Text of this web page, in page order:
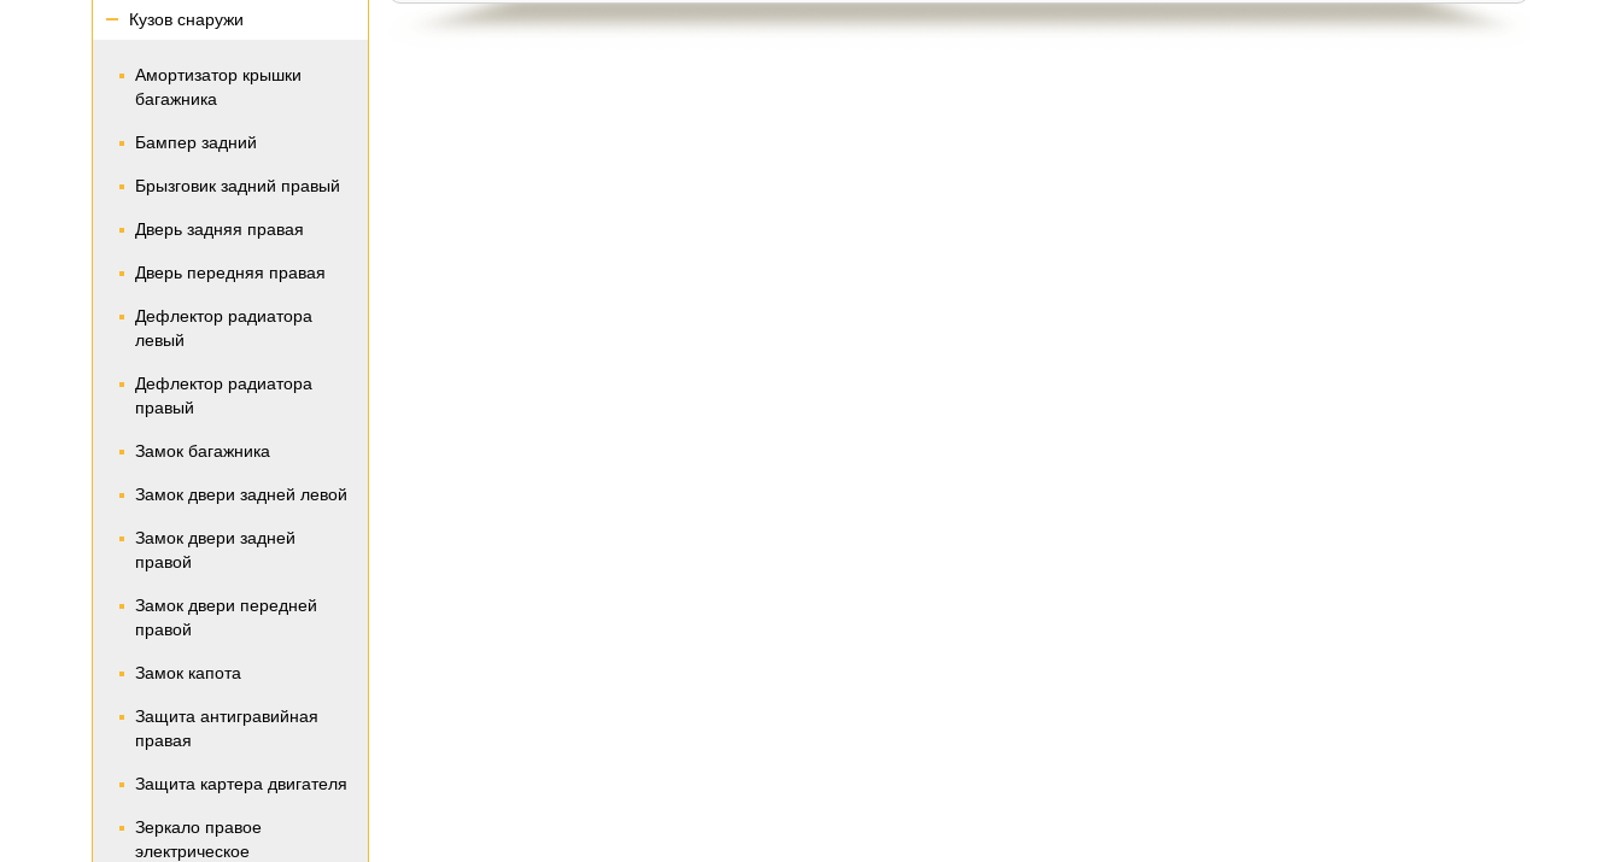
Кузов снаружи
Амортизатор крышки
багажника
Бампер задний
Брызговик задний правый
Дверь задняя правая
Дверь передняя правая
Дефлектор радиатора
левый
Дефлектор радиатора
правый
Замок багажника
Замок двери задней левой
Замок двери задней
правой
Замок двери передней
правой
Замок капота
Защита антигравийная
правая
Защита картера двигателя
Зеркало правое
электрическое